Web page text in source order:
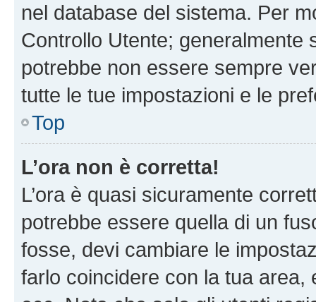
nel database del sistema. Per
Controllo Utente; generalmente
potrebbe non essere sempre
tutte le tue impostazioni e le
Top
L’ora non è corretta!
L’ora è quasi sicuramente
potrebbe essere quella di un
fosse, devi cambiare le
farlo coincidere con la tua area,